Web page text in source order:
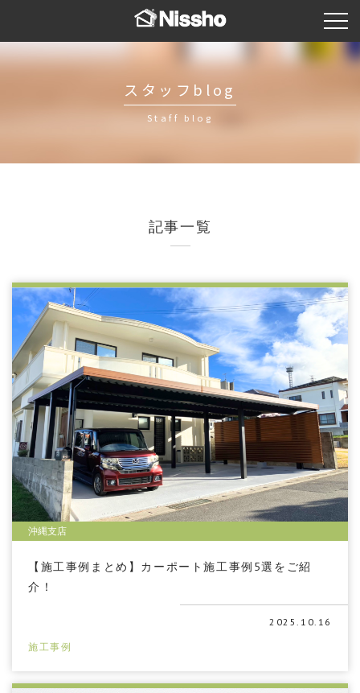
スタッフblog
Staff blog
記事一覧
沖縄支店
【施工事例まとめ】カーポート施工事例5選をご紹
介！
2025.10.16
施工事例